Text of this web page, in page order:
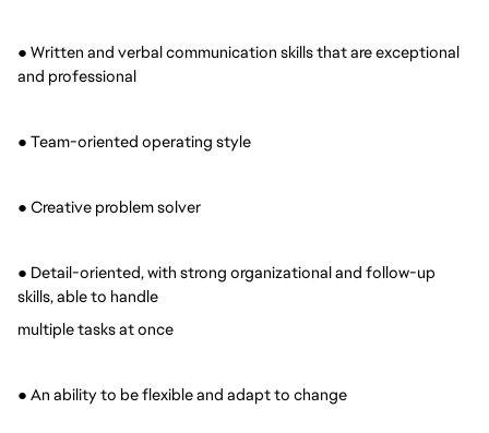
● Written and verbal communication skills that are exceptional
and professional
● Team-oriented operating style
● Creative problem solver
● Detail-oriented, with strong organizational and follow-up
skills, able to handle
multiple tasks at once
● An ability to be flexible and adapt to change